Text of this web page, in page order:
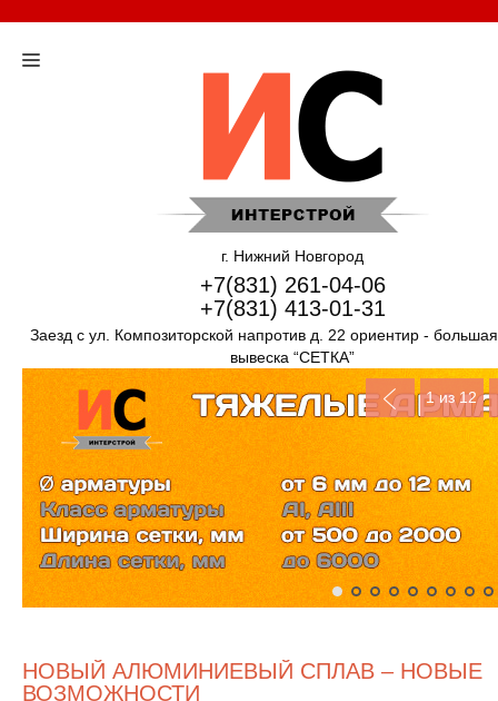
г. Нижний Новгород
+7(831) 261-04-06
+7(831) 413-01-31
Заезд с ул. Композиторской напротив д. 22 ориентир -
вывеска “СЕТКА”
1из 12
НОВЫЙ АЛЮМИНИЕВЫЙ СПЛАВ – НОВЫЕ
ВОЗМОЖНОСТИ